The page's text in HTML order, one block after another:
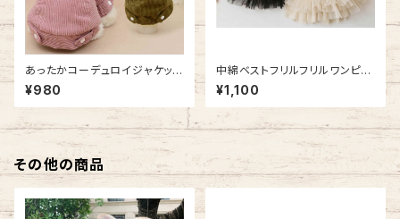
あったかコーデュロイジャケット
NB20AW13893750
¥980
中綿ベストフリルフリルワンピー
ス NB20AW9888865
¥1,100
その他の商品